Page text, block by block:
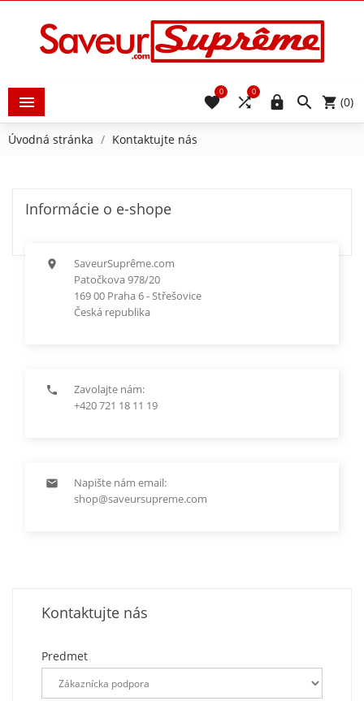
  (0)


0

0
Úvodná stránka Kontaktujte nás
Informácie o e-shope

SaveurSuprême.com
Patočkova 978/20
169 00 Praha 6 - Střešovice
Česká republika

Zavolajte nám:
+420 721 18 11 19

Napište nám email:
shop@saveursupreme.com
Kontaktujte nás
Predmet